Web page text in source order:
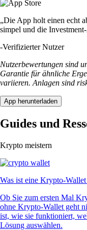
„Die App holt einen echt
simpel und die
-Verifizierter Nutzer
Nutzerbewertungen sind
Garantie für ähnliche
variieren. Anlagen sind
App herunterladen
Guides und
Krypto meistern
Was ist eine Krypto-
Ob Sie zum ersten Mal
ohne Krypto-Wallet geht
ist, wie sie funktioniert,
Lösung auswählen.